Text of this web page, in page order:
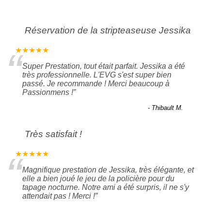
Réservation de la stripteaseuse Jessika
★★★★★
“Super Prestation, tout était parfait. Jessika a été
très professionnelle. L'EVG s'est super bien
passé. Je recommande ! Merci beaucoup à
Passionmens !”
- Thibault M.
Très satisfait !
★★★★★
“Magnifique prestation de Jessika, très élégante, et
elle a bien joué le jeu de la policière pour du
tapage nocturne. Notre ami a été surpris, il ne s'y
attendait pas ! Merci !”